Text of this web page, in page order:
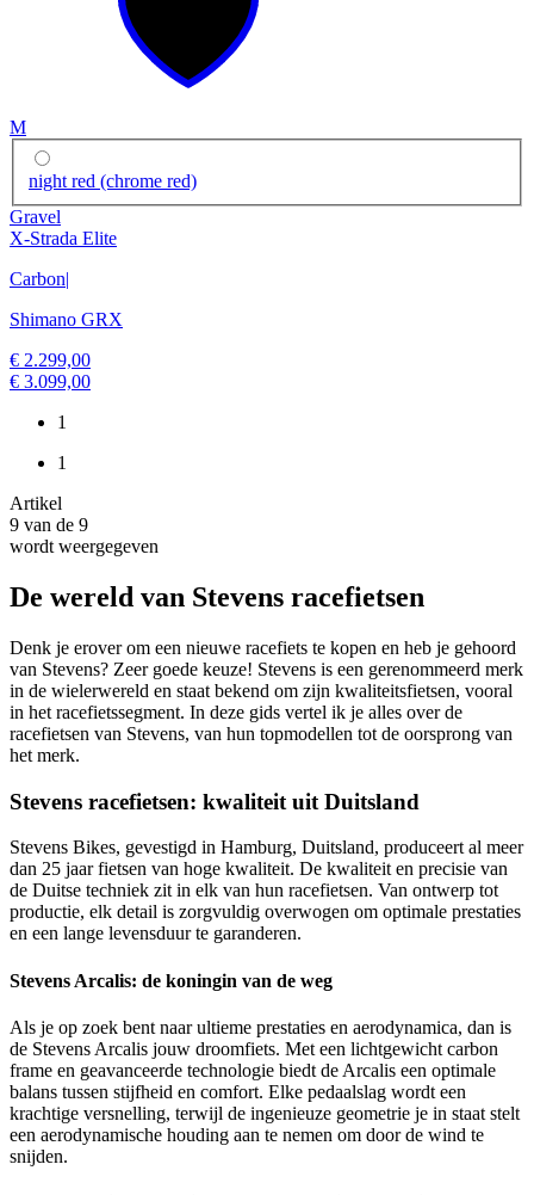
M
night red (chrome red)
Gravel
X-Strada Elite
Carbon|
Shimano GRX
€ 2.299,00
€ 3.099,00
1
1
Artikel
9 van de 9
wordt weergegeven
De wereld van Stevens racefietsen
Denk je erover om een nieuwe racefiets te kopen en heb je gehoord
van Stevens? Zeer goede keuze! Stevens is een gerenommeerd merk
in de wielerwereld en staat bekend om zijn kwaliteitsfietsen, vooral
in het racefietssegment. In deze gids vertel ik je alles over de
racefietsen van Stevens, van hun topmodellen tot de oorsprong van
het merk.
Stevens racefietsen: kwaliteit uit Duitsland
Stevens Bikes, gevestigd in Hamburg, Duitsland, produceert al meer
dan 25 jaar fietsen van hoge kwaliteit. De kwaliteit en precisie van
de Duitse techniek zit in elk van hun racefietsen. Van ontwerp tot
productie, elk detail is zorgvuldig overwogen om optimale prestaties
en een lange levensduur te garanderen.
Stevens Arcalis: de koningin van de weg
Als je op zoek bent naar ultieme prestaties en aerodynamica, dan is
de Stevens Arcalis jouw droomfiets. Met een lichtgewicht carbon
frame en geavanceerde technologie biedt de Arcalis een optimale
balans tussen stijfheid en comfort. Elke pedaalslag wordt een
krachtige versnelling, terwijl de ingenieuze geometrie je in staat stelt
een aerodynamische houding aan te nemen om door de wind te
snijden.